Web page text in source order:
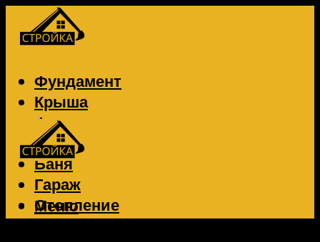
Фундамент
Крыша
Фасад
Забор
Баня
Гараж
Отопление
Вентиляция
Меню